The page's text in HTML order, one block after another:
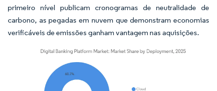
primeiro nível publicam cronogramas de neutralidade de
carbono, as pegadas em nuvem que demonstram economias
verificáveis de emissões ganham vantagem nas aquisições.